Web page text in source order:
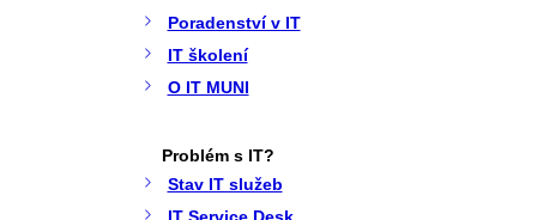
Poradenství v IT
IT školení
O IT MUNI
Problém s IT?
Stav IT služeb
IT Service Desk